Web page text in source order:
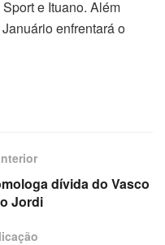
e Ituano. Além
enfrentará o
dívida do Vasco
Jordi